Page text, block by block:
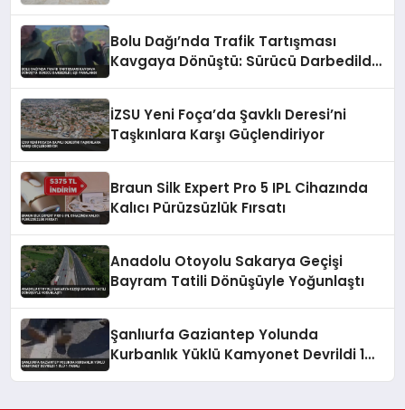
Bolu Dağı’nda Trafik Tartışması
Kavgaya Dönüştü: Sürücü Darbedildi,
İZSU Yeni Foça’da Şavklı Deresi’ni
Taşkınlara Karşı Güçlendiriyor
Braun Silk Expert Pro 5 IPL Cihazında
Kalıcı Pürüzsüzlük Fırsatı
Anadolu Otoyolu Sakarya Geçişi
Bayram Tatili Dönüşüyle Yoğunlaştı
Şanlıurfa Gaziantep Yolunda
Kurbanlık Yüklü Kamyonet Devrildi 1